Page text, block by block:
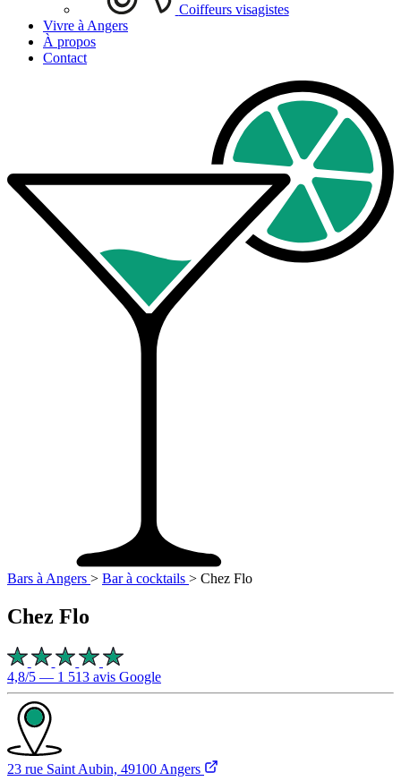
Coiffeurs visagistes
Vivre à Angers
À propos
Contact
Bars à Angers > Bar à cocktails > Chez Flo
Chez Flo
4,8/5 — 1 513 avis Google
23 rue Saint Aubin, 49100 Angers